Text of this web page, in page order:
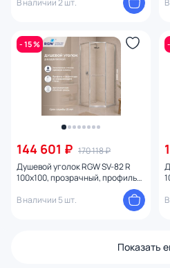
В наличии 2 шт.
- 15 %
144 601 ₽ 170 118 ₽
Душевой уголок RGW SV-82 R
100x100, прозрачный, профиль
В наличии 5 шт.
Показать